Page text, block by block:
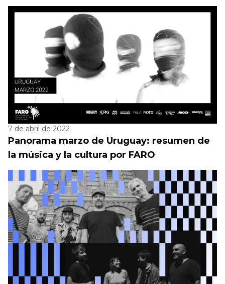
7 de abril de 2022
Panorama marzo de Uruguay: resumen de
la música y la cultura por FARO